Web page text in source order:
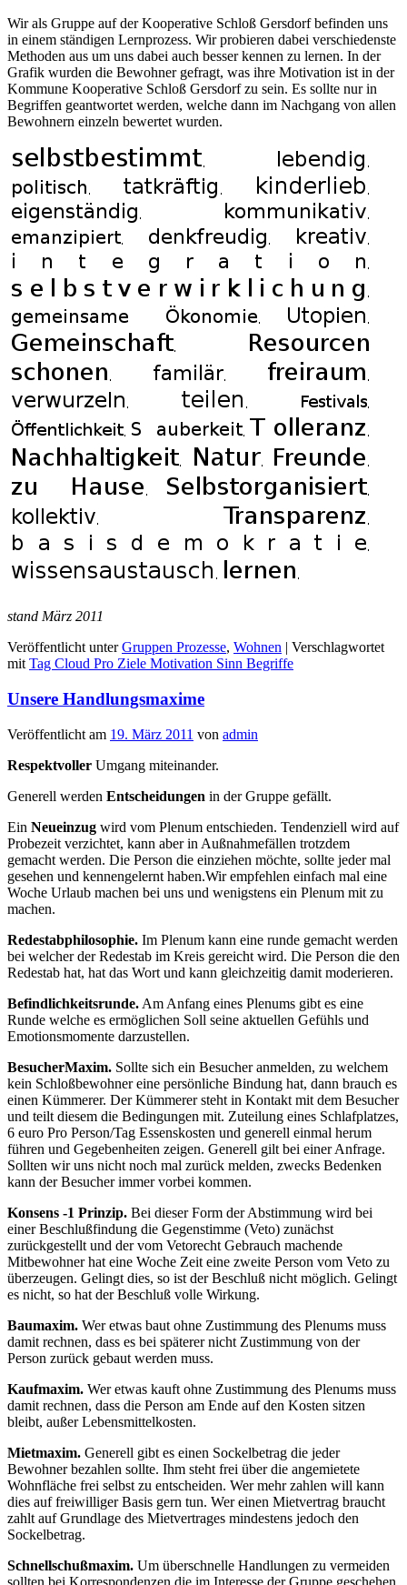
Wir als Gruppe auf der Kooperative Schloß Gersdorf befinden uns
in einem ständigen Lernprozess. Wir probieren dabei verschiedenste
Methoden aus um uns dabei auch besser kennen zu lernen. In der
Grafik wurden die Bewohner gefragt, was ihre Motivation ist in der
Kommune Kooperative Schloß Gersdorf zu sein. Es sollte nur in
Begriffen geantwortet werden, welche dann im Nachgang von allen
Bewohnern einzeln bewertet wurden.
stand März 2011
Veröffentlicht unter Gruppen Prozesse, Wohnen | Verschlagwortet
mit Tag Cloud Pro Ziele Motivation Sinn Begriffe
Unsere Handlungsmaxime
Veröffentlicht am 19. März 2011 von admin
Respektvoller Umgang miteinander.
Generell werden Entscheidungen in der Gruppe gefällt.
Ein Neueinzug wird vom Plenum entschieden. Tendenziell wird auf
Probezeit verzichtet, kann aber in Außnahmefällen trotzdem
gemacht werden. Die Person die einziehen möchte, sollte jeder mal
gesehen und kennengelernt haben.Wir empfehlen einfach mal eine
Woche Urlaub machen bei uns und wenigstens ein Plenum mit zu
machen.
Redestabphilosophie. Im Plenum kann eine runde gemacht werden
bei welcher der Redestab im Kreis gereicht wird. Die Person die den
Redestab hat, hat das Wort und kann gleichzeitig damit moderieren.
Befindlichkeitsrunde. Am Anfang eines Plenums gibt es eine
Runde welche es ermöglichen Soll seine aktuellen Gefühls und
Emotionsmomente darzustellen.
BesucherMaxim. Sollte sich ein Besucher anmelden, zu welchem
kein Schloßbewohner eine persönliche Bindung hat, dann brauch es
einen Kümmerer. Der Kümmerer steht in Kontakt mit dem Besucher
und teilt diesem die Bedingungen mit. Zuteilung eines Schlafplatzes,
6 euro Pro Person/Tag Essenskosten und generell einmal herum
führen und Gegebenheiten zeigen. Generell gilt bei einer Anfrage.
Sollten wir uns nicht noch mal zurück melden, zwecks Bedenken
kann der Besucher immer vorbei kommen.
Konsens -1 Prinzip. Bei dieser Form der Abstimmung wird bei
einer Beschlußfindung die Gegenstimme (Veto) zunächst
zurückgestellt und der vom Vetorecht Gebrauch machende
Mitbewohner hat eine Woche Zeit eine zweite Person vom Veto zu
überzeugen. Gelingt dies, so ist der Beschluß nicht möglich. Gelingt
es nicht, so hat der Beschluß volle Wirkung.
Baumaxim. Wer etwas baut ohne Zustimmung des Plenums muss
damit rechnen, dass es bei späterer nicht Zustimmung von der
Person zurück gebaut werden muss.
Kaufmaxim. Wer etwas kauft ohne Zustimmung des Plenums muss
damit rechnen, dass die Person am Ende auf den Kosten sitzen
bleibt, außer Lebensmittelkosten.
Mietmaxim. Generell gibt es einen Sockelbetrag die jeder
Bewohner bezahlen sollte. Ihm steht frei über die angemietete
Wohnfläche frei selbst zu entscheiden. Wer mehr zahlen will kann
dies auf freiwilliger Basis gern tun. Wer einen Mietvertrag braucht
zahlt auf Grundlage des Mietvertrages mindestens jedoch den
Sockelbetrag.
Schnellschußmaxim. Um überschnelle Handlungen zu vermeiden
sollten bei Korrespondenzen die im Interesse der Gruppe geschehen